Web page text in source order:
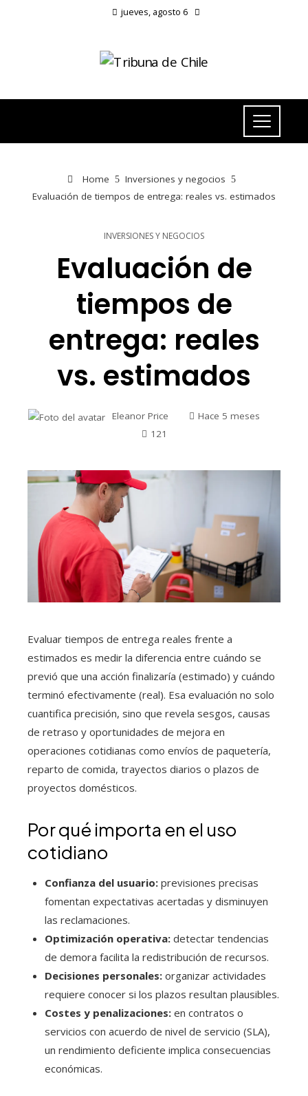
jueves, agosto 6
Home
Inversiones y negocios
Evaluación de tiempos de entrega: reales vs. estimados
INVERSIONES Y NEGOCIOS
Evaluación de
tiempos de
entrega: reales
vs. estimados
Eleanor Price
Hace 5 meses
121
Evaluar tiempos de entrega reales frente a
estimados es medir la diferencia entre cuándo se
previó que una acción finalizaría (estimado) y cuándo
terminó efectivamente (real). Esa evaluación no solo
cuantifica precisión, sino que revela sesgos, causas
de retraso y oportunidades de mejora en
operaciones cotidianas como envíos de paquetería,
reparto de comida, trayectos diarios o plazos de
proyectos domésticos.
Por qué importa en el uso
cotidiano
Confianza del usuario: previsiones precisas
fomentan expectativas acertadas y disminuyen
las reclamaciones.
Optimización operativa: detectar tendencias
de demora facilita la redistribución de recursos.
Decisiones personales: organizar actividades
requiere conocer si los plazos resultan plausibles.
Costes y penalizaciones: en contratos o
servicios con acuerdo de nivel de servicio (SLA),
un rendimiento deficiente implica consecuencias
económicas.